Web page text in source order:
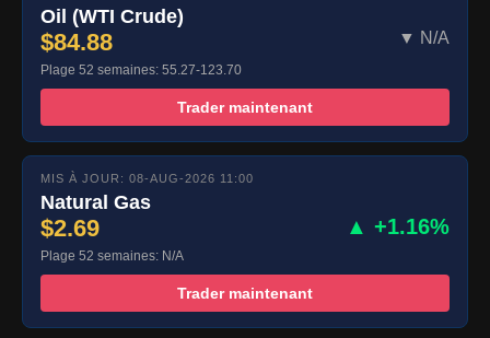
Oil (WTI Crude)
$84.88 ▼ N/A
Plage 52 semaines: 55.27-123.70
Trader maintenant
MIS À JOUR: 08-AUG-2026 11:00
Natural Gas
$2.69 ▲ +1.16%
Plage 52 semaines: N/A
Trader maintenant